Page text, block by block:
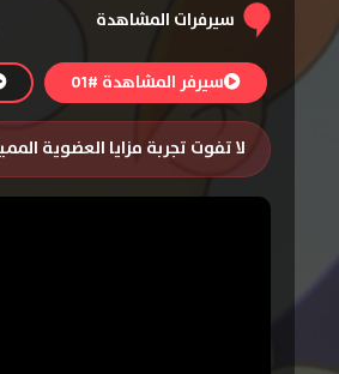
سيرفرات المشاهدة
سيرفر المشاهدة #01
لا تفوت تجربة مزايا العضوية